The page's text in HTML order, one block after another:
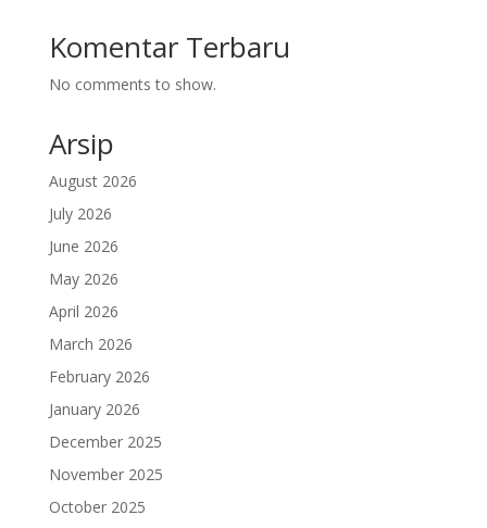
Komentar Terbaru
No comments to show.
Arsip
August 2026
July 2026
June 2026
May 2026
April 2026
March 2026
February 2026
January 2026
December 2025
November 2025
October 2025